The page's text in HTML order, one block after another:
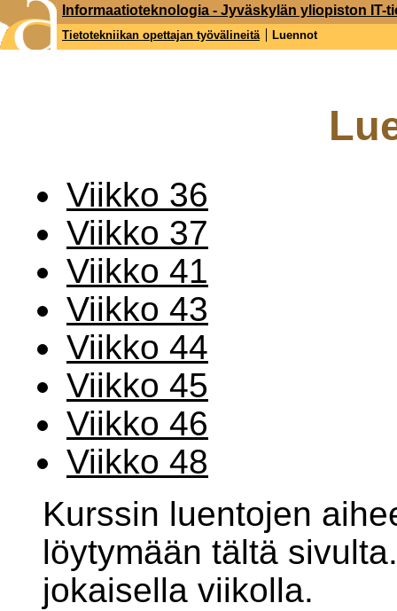
Viikko 36
Viikko 37
Viikko 41
Viikko 43
Viikko 44
Viikko 45
Viikko 46
Viikko 48
Kurssin luentojen
löytymään tältä
jokaisella viikolla.
Informaatioteknologia - Jyväskylän yliopiston IT-
Tietotekniikan opettajan työvälineitä Luennot